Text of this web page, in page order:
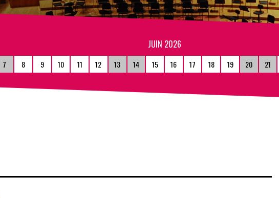
JUIN 2026
7 8 9 10 11 12 13 14 15 16 17 18 19 20 21